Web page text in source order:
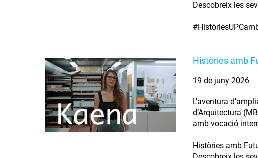
Descobreix les
Històries amb
19 de juny 2026
L’aventura
d’Arquitectura
amb vocació
Històries amb